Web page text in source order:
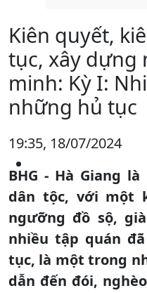
Kiên quyết,
tục, xây dựng
minh: Kỳ I:
những hủ tục
19:35, 18/07/2024
BHG - Hà Giang
dân tộc, với một
ngưỡng đồ sộ,
nhiều tập quán
tục, là một trong
dẫn đến đói,